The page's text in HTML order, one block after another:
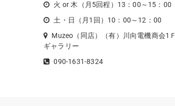
火 or 木（月5回程）13：00～15：00
土・日（月1回）10：00～12：00
Muzeo（同店）（有）川向電機商会1Ｆ
ギャラリー
090-1631-8324